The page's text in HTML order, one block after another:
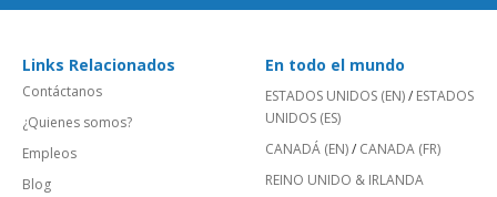
Links Relacionados
Contáctanos
¿Quienes somos?
Empleos
Blog
En todo el mundo
ESTADOS UNIDOS (EN)/ ESTADOS
UNIDOS (ES)
CANADÁ (EN)/ CANADA (FR)
REINO UNIDO & IRLANDA